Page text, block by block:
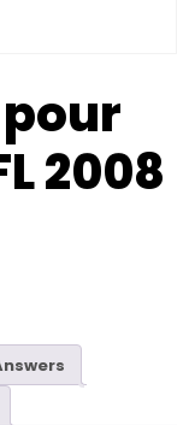
2008